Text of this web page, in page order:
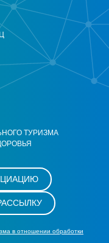
ТУРИЗМА
в отношении обработки